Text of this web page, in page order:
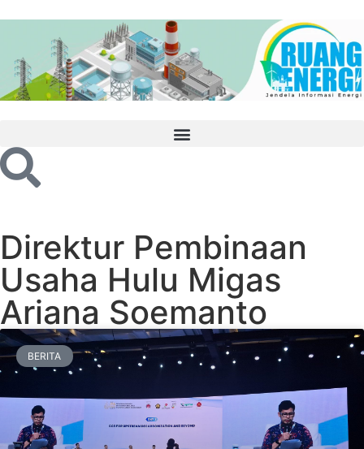
Direktur Pembinaan
Usaha Hulu Migas
Ariana Soemanto
BERITA